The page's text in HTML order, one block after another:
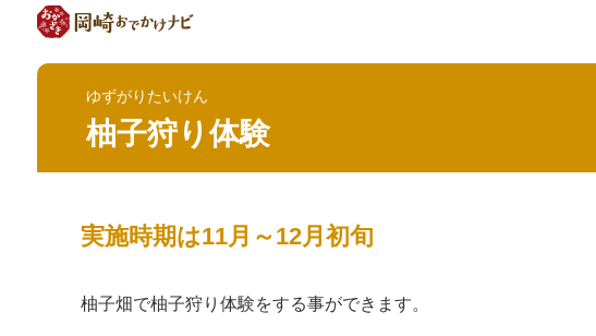
ゆずがりたいけん
柚子狩り体験
実施時期は11月～12月初旬
柚子畑で柚子狩り体験をする事ができます。